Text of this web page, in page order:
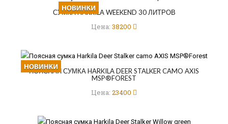
СУМКА HARKILA WEEKEND 30 ЛИТРОВ
Цена: 38200
ПОЯСНАЯ СУМКА HARKILA DEER STALKER CAMO AXIS
MSP®FOREST
Цена: 23400